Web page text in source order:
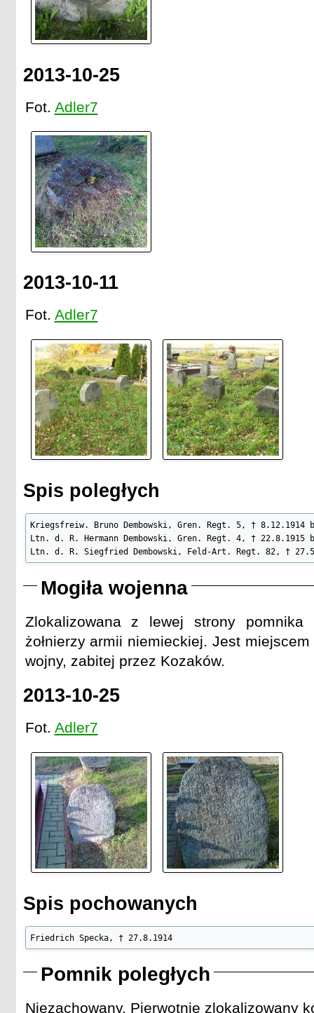
2013-10-25
Fot. Adler7
2013-10-11
Fot. Adler7
Spis poległych
Kriegsfreiw. Bruno Dembowski, Gren. Regt. 5, † 8.12.1914
Ltn. d. R. Hermann Dembowski, Gren. Regt. 4, † 22.8.1915
Ltn. d. R. Siegfried Dembowski, Feld-Art. Regt. 82, †
Mogiła wojenna
Zlokalizowana z lewej strony pomnika
żołnierzy armii niemieckiej. Jest
wojny, zabitej przez Kozaków.
2013-10-25
Fot. Adler7
Spis pochowanych
Friedrich Specka, † 27.8.1914
Pomnik poległych
Niezachowany. Pierwotnie zlokalizowany